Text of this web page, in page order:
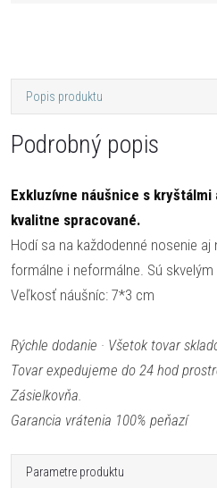
Popis produktu
Podrobný popis
Exkluzívne náušnice s
kvalitne spracované.
Hodí sa na každodenné nosenie
formálne i neformálne. Sú
Veľkosť náušníc: 7*3 cm
Rýchle dodanie · Všetok tovar
Tovar expedujeme do 24 hod
Zásielkovňa.
Garancia vrátenia 100% peňazí
Parametre produktu